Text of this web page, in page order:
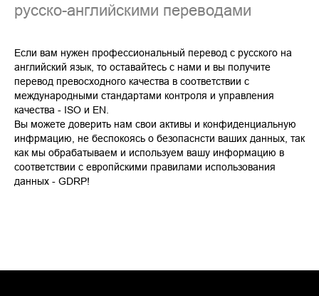
русско-английскими переводами
Если вам нужен профессиональный перевод с русского на
английский язык, то оставайтесь с нами и вы получите
перевод превосходного качества в соответствии с
международными стандартами контроля и управления
качества - ISO и EN.
Вы можете доверить нам свои активы и конфиденциальную
инфрмацию, не беспокоясь о безопаснсти ваших данных, так
как мы обрабатываем и используем вашу информацию в
соответствии с европйскими правилами использования
данных - GDRP!